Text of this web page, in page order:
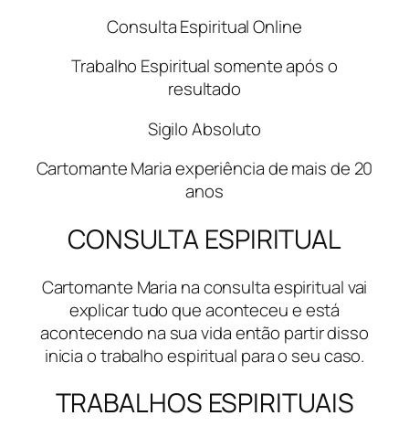
Consulta Espiritual Online
Trabalho Espiritual somente após o
resultado
Sigilo Absoluto
Cartomante Maria experiência de mais de 20
anos
CONSULTA ESPIRITUAL
Cartomante Maria na consulta espiritual vai
explicar tudo que aconteceu e está
acontecendo na sua vida então partir disso
inicia o trabalho espiritual para o seu caso.
TRABALHOS ESPIRITUAIS